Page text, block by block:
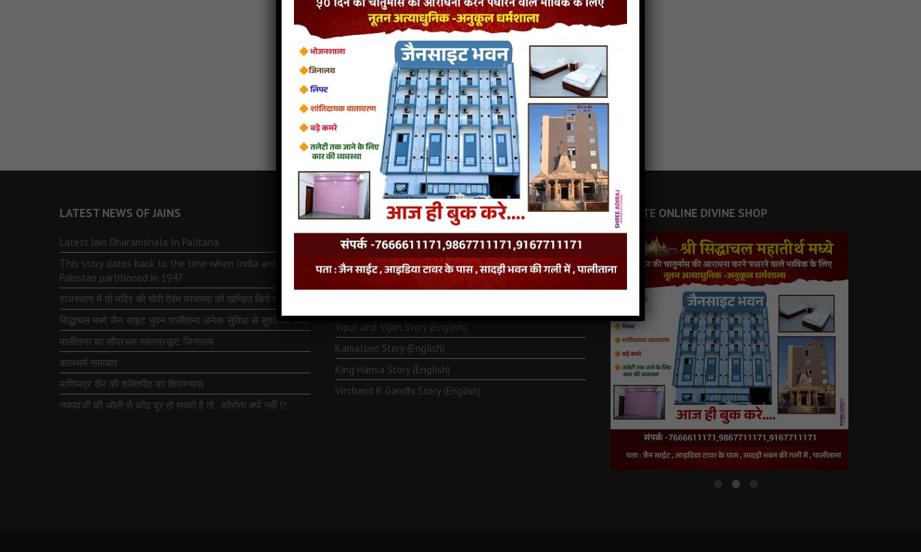
LATEST NEWS OF JAINS
Latest Jain Dharamshala In Palitana
This story dates back to the time when India and
Pakistan partitioned in 1947
राजस्थान में दो मंदिर की चोरी ऐवंम परमात्मा को खण्डित किये गये
सिद्धाचल मध्ये जैन साइट भुवन पालीताना अनेक सुविधा से सुशोभित तीर्थ.
पालीताना का सौप्रथम सहस्त्रकूट जिनालय
कालधर्म समाचार
माणिभद्र वीर की शक्तिपीठ का शिलान्यास
नवपदजी की ओली से कोढ दूर हो सकते है तो…कोरोना क्यों नहीं ⁉️
LATEST JAINISM
The Jain Monk and his Saka saviours (English)
Monk Metarya (English)
Vipul and Vijan Story (English)
Kamalsen Story (English)
King Hansa Story (English)
Virchand R Gandhi Story (English)
JAINSITE ONLINE DIVINE SHOP